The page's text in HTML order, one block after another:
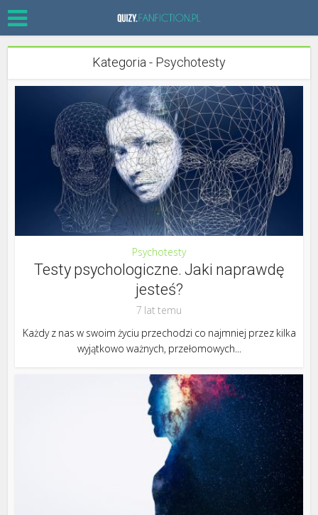
Kategoria - Psychotesty
Psychotesty
Testy psychologiczne. Jaki naprawdę
jesteś?
7 lat temu
Każdy z nas w swoim życiu przechodzi co najmniej przez kilka
wyjątkowo ważnych, przełomowych...